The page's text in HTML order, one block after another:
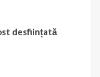
desființată